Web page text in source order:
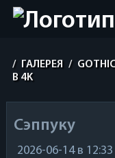
/ ГАЛЕРЕЯ /
В 4K
Сэппуку
2026-06-14 в 12:33